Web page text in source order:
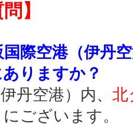
】
際空港（伊丹
りますか？
丹空港）内、 北
にございます。